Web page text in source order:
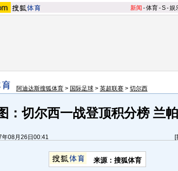
新闻 -体育-S-娱
阿迪达斯搜狐体育 > 国际足球 > 英超联赛 > 切尔西
：切尔西一战登顶积分榜 兰
年08月26日00:41 [
来源：搜狐体育